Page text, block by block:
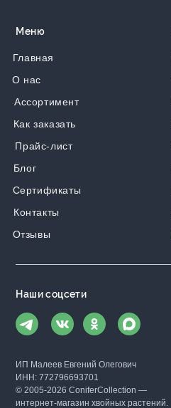
Главная
Меню
О нас
Ассортимент
Как заказать
Прайс-лист
Отзывы
Контакты
Наши соцсети
ИП Малеев Евгений Олегович
ИНН: 772796693701
© 2005-2026 ConiferCollection —
интернет-магазин хвойных растений.
Блог
Сертификаты